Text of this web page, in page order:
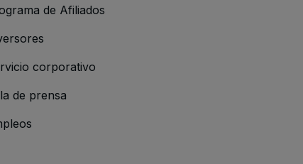
de Afiliados
corporativo
de prensa